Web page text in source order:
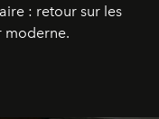
: retour sur les
moderne.